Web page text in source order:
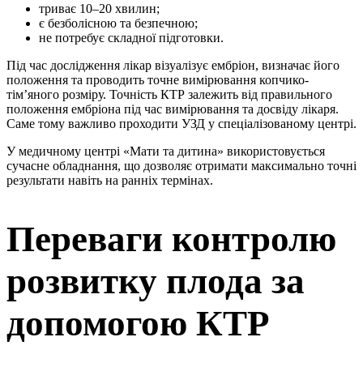
триває 10–20 хвилин;
є безболісною та безпечною;
не потребує складної підготовки.
Під час дослідження лікар візуалізує ембріон, визначає його
положення та проводить точне вимірювання копчико-
тім’яного розміру. Точність КТР залежить від правильного
положення ембріона під час вимірювання та досвіду лікаря.
Саме тому важливо проходити УЗД у спеціалізованому центрі.
У медичному центрі «Мати та дитина» використовується
сучасне обладнання, що дозволяє отримати максимально точні
результати навіть на ранніх термінах.
Переваги контролю
розвитку плода за
допомогою КТР